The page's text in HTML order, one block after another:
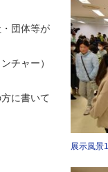
展示風景1
団体等が
チャー）
に書いて